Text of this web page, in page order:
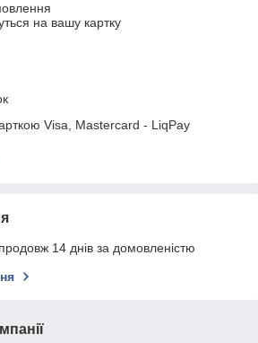
на вашу картку
Visa, Mastercard - LiqPay
14 днів за домовленістю